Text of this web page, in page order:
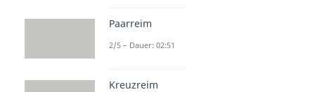
Paarreim
2/5 – Dauer: 02:51
Kreuzreim